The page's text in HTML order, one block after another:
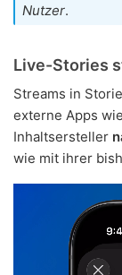
Nutzer.
Live-Stories
Streams in
externe Apps
Inhaltsersteller
wie mit ihrer